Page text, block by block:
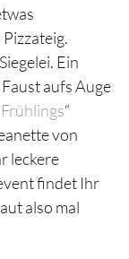
Ein
aufs Auge
“
von
leckere
findet Ihr
also mal